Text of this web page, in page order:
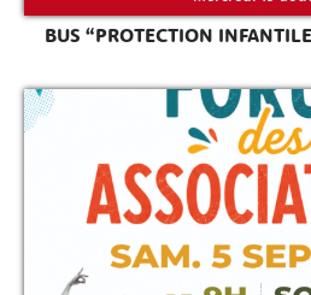
BUS “PROTECTION